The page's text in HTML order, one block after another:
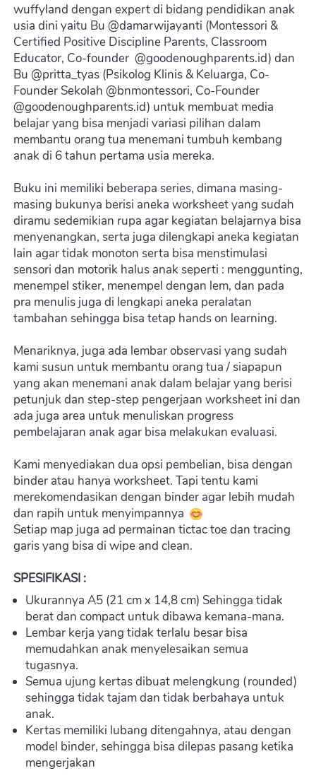
wuffyland dengan expert di bidang pendidikan anak
usia dini yaitu Bu @damarwijayanti (Montessori &
Certified Positive Discipline Parents, Classroom
Educator, Co-founder  @goodenoughparents.id) dan
Bu @pritta_tyas (Psikolog Klinis & Keluarga, Co-
Founder Sekolah @bnmontessori, Co-Founder
@goodenoughparents.id) untuk membuat media
belajar yang bisa menjadi variasi pilihan dalam
membantu orang tua menemani tumbuh kembang
anak di 6 tahun pertama usia mereka.
Buku ini memiliki beberapa series, dimana masing-
masing bukunya berisi aneka worksheet yang sudah
diramu sedemikian rupa agar kegiatan belajarnya bisa
menyenangkan, serta juga dilengkapi aneka kegiatan
lain agar tidak monoton serta bisa menstimulasi
sensori dan motorik halus anak seperti : menggunting,
menempel stiker, menempel dengan lem, dan pada
pra menulis juga di lengkapi aneka peralatan
tambahan sehingga bisa tetap hands on learning.
Menariknya, juga ada lembar observasi yang sudah
kami susun untuk membantu orang tua / siapapun
yang akan menemani anak dalam belajar yang berisi
petunjuk dan step-step pengerjaan worksheet ini dan
ada juga area untuk menuliskan progress
pembelajaran anak agar bisa melakukan evaluasi.
Kami menyediakan dua opsi pembelian, bisa dengan
binder atau hanya worksheet. Tapi tentu kami
merekomendasikan dengan binder agar lebih mudah
dan rapih untuk menyimpannya
Setiap map juga ad permainan tictac toe dan tracing
garis yang bisa di wipe and clean.
SPESIFIKASI :
Ukurannya A5 (21 cm x 14,8 cm) Sehingga tidak
berat dan compact untuk dibawa kemana-mana.
Lembar kerja yang tidak terlalu besar bisa
memudahkan anak menyelesaikan semua
tugasnya.
Semua ujung kertas dibuat melengkung (rounded)
sehingga tidak tajam dan tidak berbahaya untuk
anak.
Kertas memiliki lubang ditengahnya, atau dengan
model binder, sehingga bisa dilepas pasang ketika
mengerjakan